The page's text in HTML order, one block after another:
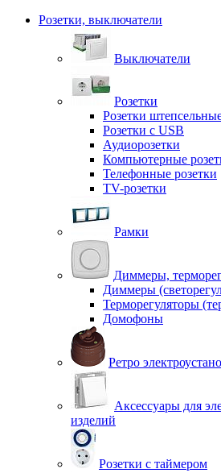
Розетки, выключатели
Выключатели
Розетки
Розетки
Розетки с USB
Аудиорозетки
Компьютерные
Телефонные розетки
TV-розетки
Рамки
Диммеры,
Диммеры
Терморегуляторы
Домофоны
Ретро
Аксессуары для
изделий
Розетки с таймером